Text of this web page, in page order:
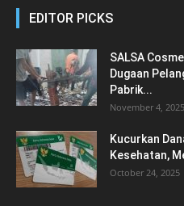
EDITOR PICKS
SALSA
Dugaan
Pabrik...
November 4, 2025
Kucurkan
Kesehatan,
October 24, 2025